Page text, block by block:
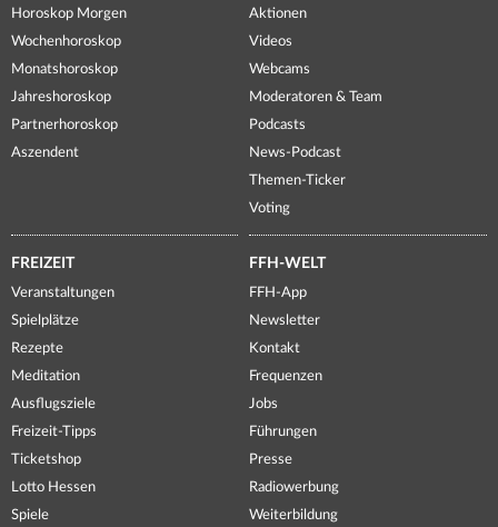
Horoskop Morgen
Wochenhoroskop
Monatshoroskop
Jahreshoroskop
Partnerhoroskop
Aszendent
Aktionen
Videos
Webcams
Moderatoren & Team
Podcasts
News-Podcast
Themen-Ticker
Voting
FREIZEIT
Veranstaltungen
Spielplätze
Rezepte
Meditation
Ausflugsziele
Freizeit-Tipps
Ticketshop
Lotto Hessen
Spiele
FFH-WELT
FFH-App
Newsletter
Kontakt
Frequenzen
Jobs
Führungen
Presse
Radiowerbung
Weiterbildung